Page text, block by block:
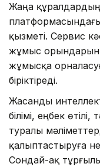
Жаңа құралдардың
қызметі. Сервис
жұмыс орындарын
жұмысқа
біріктіреді.
Жасанды
білімі, еңбек
туралы
қалыптастыруға
Сондай-ақ